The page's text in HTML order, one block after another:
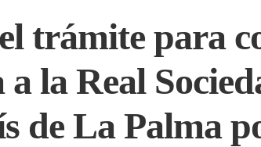
trámite para
la Real
de La Palma